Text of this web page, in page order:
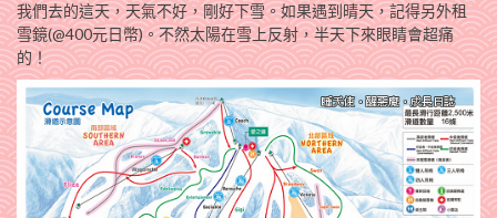
我們去的這天，天氣不好，剛好下雪。如果遇到晴天，記得另外租
雪鏡(@400元日幣)。不然太陽在雪上反射，半天下來眼睛會超痛
的！